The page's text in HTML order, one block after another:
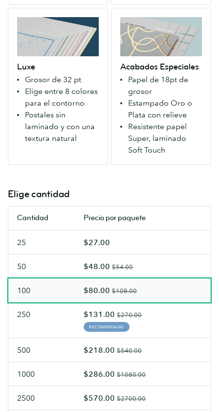
Disponible
con
acabado
Mate
Satinado.
con
sedoso
acabado
Touch.
Luxe
Grosor de 32 pt
Elige entre 8 colores
para el contorno
Postales sin
laminado y con una
textura natural
Excepcionalmente
grueso
Elige
color
contorno.
laminado
que
escribir
ambas
Acabados Especiales
Papel de 18pt de
grosor
Estampado Oro o
Plata con relieve
Resistente papel
Super, laminado
Soft Touch
Especiales
firme
que
causa
una
primera
impresión
duradera.
Disponible
con
Touch.
Elige cantidad
Cantidad Precio por paquete
25 $27.00
50 $48.00 $54.00
100 $80.00 $108.00
250 $131.00 $270.00
RECOMENDADO
500 $218.00 $540.00
1000 $286.00 $1080.00
2500 $570.00 $2700.00